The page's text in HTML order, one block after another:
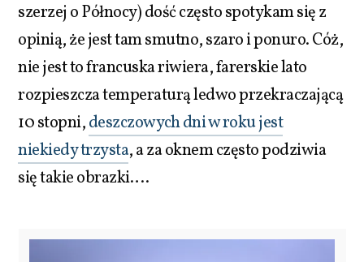
szerzej o Północy) dość często spotykam się z
opinią, że jest tam smutno, szaro i ponuro. Cóż,
nie jest to francuska riwiera, farerskie lato
rozpieszcza temperaturą ledwo przekraczającą
10 stopni,deszczowych dni w roku jest
niekiedy trzysta, a za oknem często podziwia
się takie obrazki….